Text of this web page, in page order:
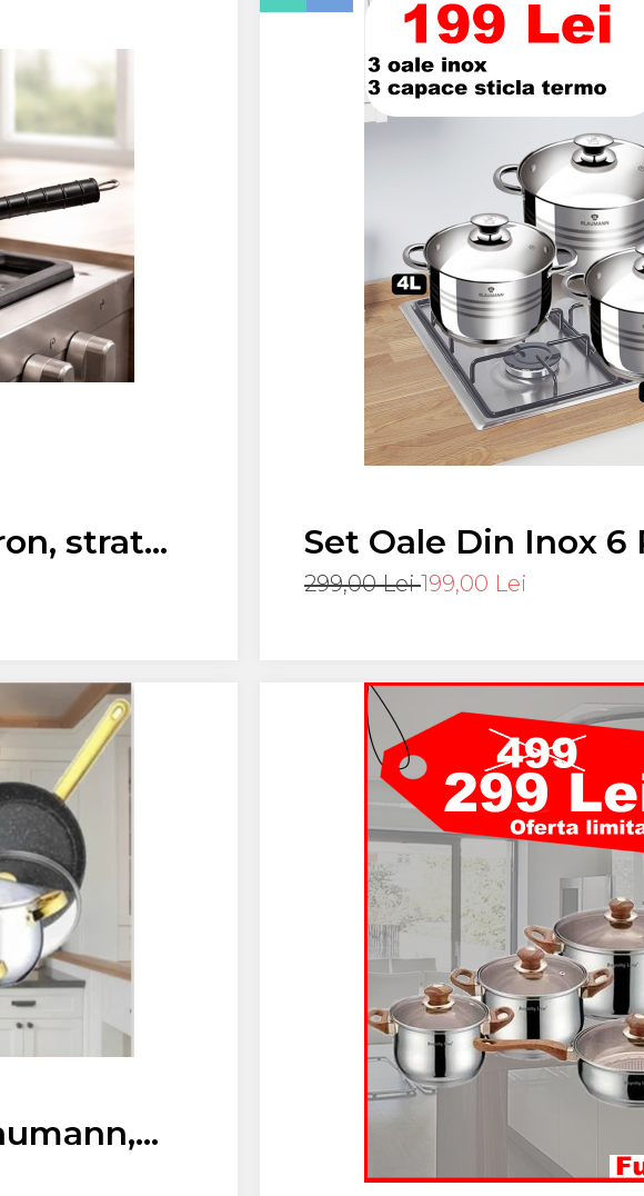
strat
Set Oale Din Inox 6
BLAUMANN 4L, 5L,
299,00 Lei199,00 Lei